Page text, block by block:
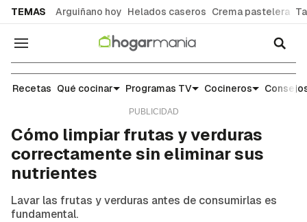
TEMAS Arguiñano hoy Helados caseros Crema pastelera
Navegación
Escuela de cocina: trucos y consejos para el día
Recetas Qué cocinar Programas TV Cocineros
Cómo limpiar frutas y verduras
correctamente sin eliminar sus
nutrientes
Lavar las frutas y verduras antes de consumirlas es
fundamental.